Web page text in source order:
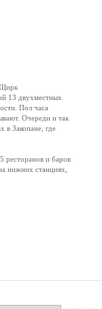
Щирк
13 двухместных
Пол часа
Очереди и так
в Закопане, где
ресторанов и баров
нижних станциях,